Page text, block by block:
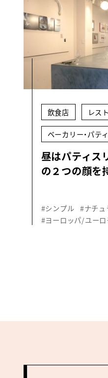
飲食店 レス
ベーカリー・パテ
昼はパティス
の２つの顔を
#シンプル #ナチ
#ヨーロッパ/ユー